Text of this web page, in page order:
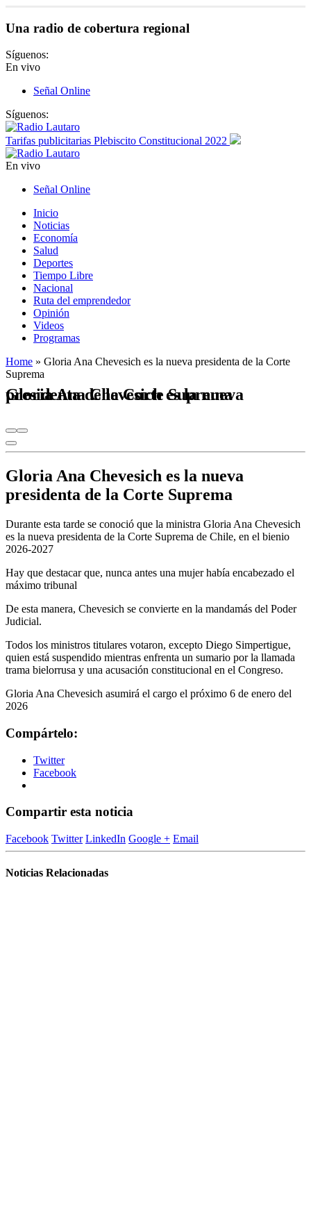
Una radio de cobertura regional
Síguenos:
En vivo
Señal Online
Síguenos:
Tarifas publicitarias Plebiscito Constitucional 2022
En vivo
Señal Online
Inicio
Noticias
Economía
Salud
Deportes
Tiempo Libre
Nacional
Ruta del emprendedor
Opinión
Videos
Programas
Home » Gloria Ana Chevesich es la nueva presidenta de la Corte
Suprema
Gloria Ana Chevesich es la nueva presidenta de la Corte Suprema
Gloria Ana Chevesich es la nueva
presidenta de la Corte Suprema
Durante esta tarde se conoció que la ministra Gloria Ana Chevesich
es la nueva presidenta de la Corte Suprema de Chile, en el bienio
2026-2027
Hay que destacar que, nunca antes una mujer había encabezado el
máximo tribunal
De esta manera, Chevesich se convierte en la mandamás del Poder
Judicial.
Todos los ministros titulares votaron, excepto Diego Simpertigue,
quien está suspendido mientras enfrenta un sumario por la llamada
trama bielorrusa y una acusación constitucional en el Congreso.
Gloria Ana Chevesich asumirá el cargo el próximo 6 de enero del
2026
Compártelo:
Twitter
Facebook
Compartir esta noticia
Facebook Twitter LinkedIn Google + Email
Noticias Relacionadas